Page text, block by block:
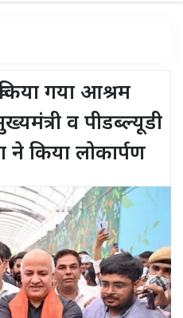
गया आश्रम
व पीडब्ल्यूडी
ने किया लोकार्पण